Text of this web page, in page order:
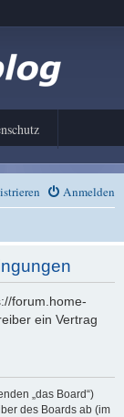
Anmelden
forum.home-
ein Vertrag
„das Board“)
des Boards ab (im